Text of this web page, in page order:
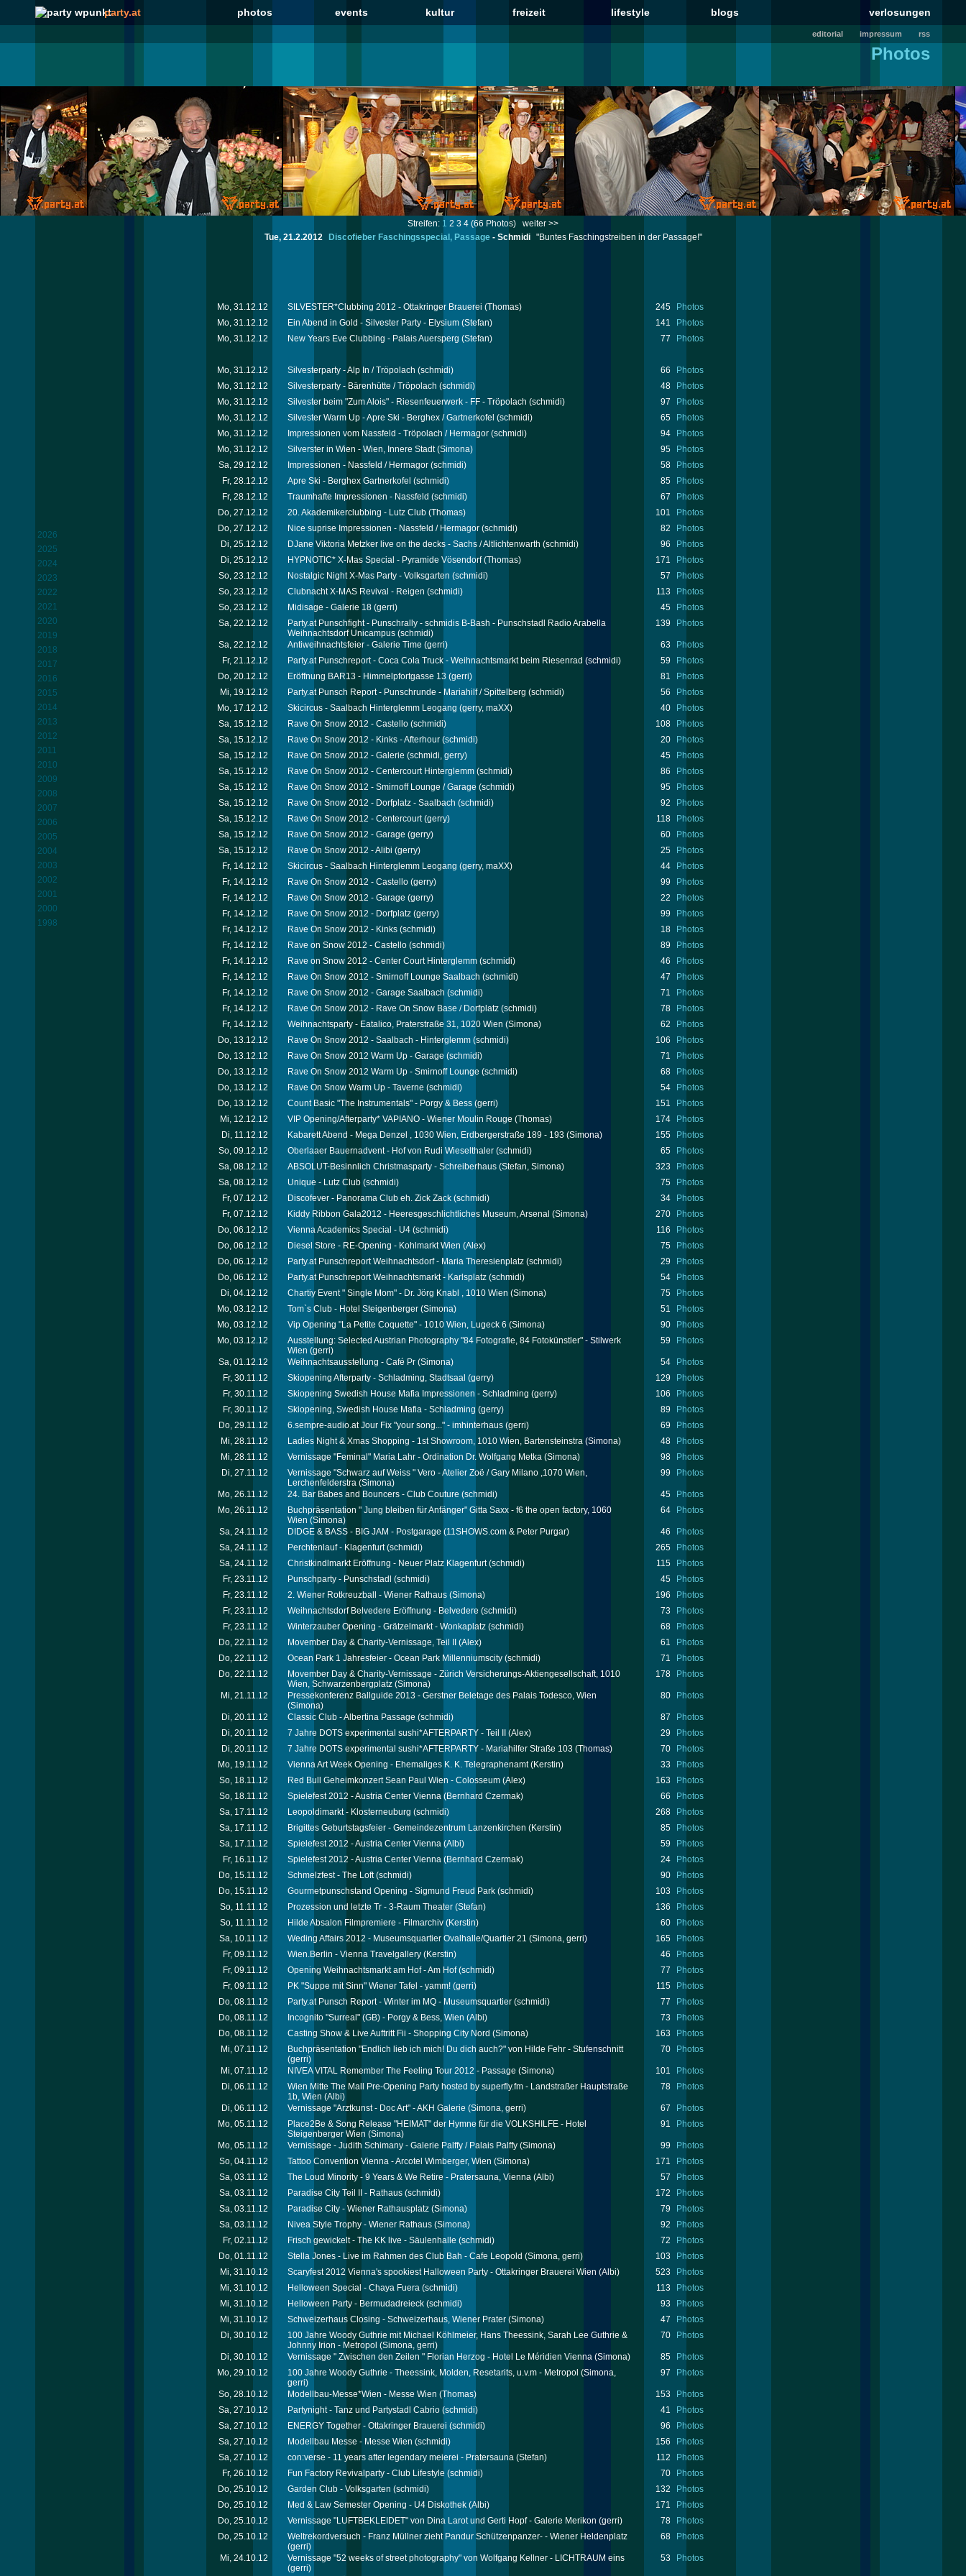
party.at photos events kultur freizeit lifestyle blogs verlosungen
editorial impressum rss
Photos
Streifen: 1 2 3 4 (66 Photos) weiter >>
Tue, 21.2.2012
Discofieber Faschingsspecial, Passage - Schmidi "Buntes Faschingstreiben in der Passage!"
2026
2025
2024
2023
2022
2021
2020
2019
2018
2017
2016
2015
2014
2013
2012
2011
2010
2009
2008
2007
2006
2005
2004
2003
2002
2001
2000
1998
Mo, 31.12.12 SILVESTER*Clubbing 2012 - Ottakringer Brauerei (Thomas) 245
Photos
Mo, 31.12.12
Ein Abend in Gold - Silvester Party - Elysium (Stefan) 141
Photos
Mo, 31.12.12
New Years Eve Clubbing - Palais Auersperg (Stefan) 77 Photos
Mo, 31.12.12 Silvesterparty - Alp In / Tröpolach (schmidi) 66
Photos
Mo, 31.12.12
Silvesterparty - Bärenhütte / Tröpolach (schmidi) 48
Photos
Mo, 31.12.12
Silvester beim "Zum Alois" - Riesenfeuerwerk - FF - Tröpolach (schmidi) 97
Photos
Mo, 31.12.12
Silvester Warm Up - Apre Ski - Berghex / Gartnerkofel (schmidi) 65
Photos
Mo, 31.12.12
Impressionen vom Nassfeld - Tröpolach / Hermagor (schmidi) 94
Photos
Mo, 31.12.12
Silverster in Wien - Wien, Innere Stadt(Simona) 95
Photos
Sa, 29.12.12
Impressionen - Nassfeld / Hermagor (schmidi) 58
Photos
Fr, 28.12.12
Apre Ski - Berghex Gartnerkofel (schmidi) 85
Photos
Fr, 28.12.12
Traumhafte Impressionen - Nassfeld (schmidi) 67
Photos
Do, 27.12.12
20. Akademikerclubbing - Lutz Club (Thomas) 101
Photos
Do, 27.12.12
Nice suprise Impressionen - Nassfeld / Hermagor (schmidi) 82
Photos
Di, 25.12.12
DJane Viktoria Metzker live on the decks - Sachs / Altlichtenwarth (schmidi) 96
Photos
Di, 25.12.12
HYPNOTIC* X-Mas Special - Pyramide Vösendorf(Thomas) 171
Photos
So, 23.12.12
Nostalgic Night X-Mas Party - Volksgarten (schmidi) 57
Photos
So, 23.12.12
Clubnacht X-MAS Revival - Reigen (schmidi) 113
Photos
So, 23.12.12
Midisage - Galerie 18 (gerri) 45
Photos
Sa, 22.12.12
Party.at Punschfight - Punschrally - schmidis B-Bash - Punschstadl Radio Arabella
Weihnachtsdorf Unicampus (schmidi)
139 Photos
Sa, 22.12.12 Antiweihnachtsfeier - Galerie Time (gerri) 63
Photos
Fr, 21.12.12
Party.at Punschreport - Coca Cola Truck - Weihnachtsmarkt beim Riesenrad (schmidi) 59
Photos
Do, 20.12.12
Eröffnung BAR13 - Himmelpfortgasse 13 (gerri) 81
Photos
Mi, 19.12.12
Party.at Punsch Report - Punschrunde - Mariahilf / Spittelberg (schmidi) 56
Photos
Mo, 17.12.12
Skicircus - Saalbach Hinterglemm Leogang (gerry, maXX) 40
Photos
Sa, 15.12.12
Rave On Snow 2012 - Castello (schmidi) 108
Photos
Sa, 15.12.12
Rave On Snow 2012 - Kinks - Afterhour (schmidi) 20
Photos
Sa, 15.12.12
Rave On Snow 2012 - Galerie (schmidi, gerry) 45
Photos
Sa, 15.12.12
Rave On Snow 2012 - Centercourt Hinterglemm (schmidi) 86
Photos
Sa, 15.12.12
Rave On Snow 2012 - Smirnoff Lounge / Garage (schmidi) 95
Photos
Sa, 15.12.12
Rave On Snow 2012 - Dorfplatz - Saalbach (schmidi) 92
Photos
Sa, 15.12.12
Rave On Snow 2012 - Centercourt(gerry) 118
Photos
Sa, 15.12.12
Rave On Snow 2012 - Garage (gerry) 60
Photos
Sa, 15.12.12
Rave On Snow 2012 - Alibi (gerry) 25
Photos
Fr, 14.12.12
Skicircus - Saalbach Hinterglemm Leogang (gerry, maXX) 44
Photos
Fr, 14.12.12
Rave On Snow 2012 - Castello (gerry) 99
Photos
Fr, 14.12.12
Rave On Snow 2012 - Garage (gerry) 22
Photos
Fr, 14.12.12
Rave On Snow 2012 - Dorfplatz (gerry) 99
Photos
Fr, 14.12.12
Rave On Snow 2012 - Kinks (schmidi) 18
Photos
Fr, 14.12.12
Rave on Snow 2012 - Castello (schmidi) 89
Photos
Fr, 14.12.12
Rave on Snow 2012 - Center Court Hinterglemm (schmidi) 46
Photos
Fr, 14.12.12
Rave On Snow 2012 - Smirnoff Lounge Saalbach (schmidi) 47
Photos
Fr, 14.12.12
Rave On Snow 2012 - Garage Saalbach (schmidi) 71
Photos
Fr, 14.12.12
Rave On Snow 2012 - Rave On Snow Base / Dorfplatz (schmidi) 78
Photos
Fr, 14.12.12
Weihnachtsparty - Eatalico, Praterstraße 31, 1020 Wien (Simona) 62
Photos
Do, 13.12.12
Rave On Snow 2012 - Saalbach - Hinterglemm (schmidi) 106
Photos
Do, 13.12.12
Rave On Snow 2012 Warm Up - Garage (schmidi) 71
Photos
Do, 13.12.12
Rave On Snow 2012 Warm Up - Smirnoff Lounge (schmidi) 68
Photos
Do, 13.12.12
Rave On Snow Warm Up - Taverne (schmidi) 54
Photos
Do, 13.12.12
Count Basic "The Instrumentals" - Porgy & Bess (gerri) 151
Photos
Mi, 12.12.12
VIP Opening/Afterparty* VAPIANO - Wiener Moulin Rouge (Thomas) 174
Photos
Di, 11.12.12
Kabarett Abend - Mega Denzel , 1030 Wien, Erdbergerstraße 189 - 193 (Simona) 155
Photos
So, 09.12.12
Oberlaaer Bauernadvent - Hof von Rudi Wieselthaler (schmidi) 65
Photos
Sa, 08.12.12
ABSOLUT-Besinnlich Christmasparty - Schreiberhaus (Stefan, Simona) 323
Photos
Sa, 08.12.12
Unique - Lutz Club (schmidi) 75
Photos
Fr, 07.12.12
Discofever - Panorama Club eh. Zick Zack (schmidi) 34
Photos
Fr, 07.12.12
Kiddy Ribbon Gala2012 - Heeresgeschlichtliches Museum, Arsenal (Simona) 270
Photos
Do, 06.12.12
Vienna Academics Special - U4 (schmidi) 116
Photos
Do, 06.12.12
Diesel Store - RE-Opening - Kohlmarkt Wien (Alex) 75
Photos
Do, 06.12.12
Party.at Punschreport Weihnachtsdorf - Maria Theresienplatz (schmidi) 29
Photos
Do, 06.12.12
Party.at Punschreport Weihnachtsmarkt - Karlsplatz (schmidi) 54
Photos
Di, 04.12.12
Chartiy Event " Single Mom" - Dr. Jörg Knabl , 1010 Wien (Simona) 75
Photos
Mo, 03.12.12
Tom`s Club - Hotel Steigenberger (Simona) 51
Photos
Mo, 03.12.12
Vip Opening "La Petite Coquette" - 1010 Wien, Lugeck 6 (Simona) 90
Photos
Mo, 03.12.12
Ausstellung: Selected Austrian Photography "84 Fotografie, 84 Fotokünstler" - Stilwerk
Wien (gerri)
59 Photos
Sa, 01.12.12 Weihnachtsausstellung - Café Pr (Simona) 54
Photos
Fr, 30.11.12
Skiopening Afterparty - Schladming, Stadtsaal (gerry) 129
Photos
Fr, 30.11.12
Skiopening Swedish House Mafia Impressionen - Schladming (gerry) 106
Photos
Fr, 30.11.12
Skiopening, Swedish House Mafia - Schladming (gerry) 89
Photos
Do, 29.11.12
6.sempre-audio.at Jour Fix "your song..." - imhinterhaus (gerri) 69
Photos
Mi, 28.11.12
Ladies Night & Xmas Shopping - 1st Showroom, 1010 Wien, Bartensteinstra (Simona) 48
Photos
Mi, 28.11.12
Vernissage "Feminal" Maria Lahr - Ordination Dr. Wolfgang Metka (Simona) 98
Photos
Di, 27.11.12
Vernissage "Schwarz auf Weiss " Vero - Atelier Zoë / Gary Milano ,1070 Wien,
Lerchenfelderstra (Simona)
99 Photos
Mo, 26.11.12 24. Bar Babes and Bouncers - Club Couture (schmidi) 45
Photos
Mo, 26.11.12
Buchpräsentation " Jung bleiben für Anfänger" Gitta Saxx - f6 the open factory, 1060
Wien (Simona)
64 Photos
Sa, 24.11.12 DIDGE & BASS - BIG JAM - Postgarage (11SHOWS.com & Peter Purgar) 46
Photos
Sa, 24.11.12
Perchtenlauf - Klagenfurt(schmidi) 265
Photos
Sa, 24.11.12
Christkindlmarkt Eröffnung - Neuer Platz Klagenfurt(schmidi) 115
Photos
Fr, 23.11.12
Punschparty - Punschstadl (schmidi) 45
Photos
Fr, 23.11.12
2. Wiener Rotkreuzball - Wiener Rathaus (Simona) 196
Photos
Fr, 23.11.12
Weihnachtsdorf Belvedere Eröffnung - Belvedere (schmidi) 73
Photos
Fr, 23.11.12
Winterzauber Opening - Grätzelmarkt - Wonkaplatz (schmidi) 68
Photos
Do, 22.11.12
Movember Day & Charity-Vernissage, Teil II (Alex) 61
Photos
Do, 22.11.12
Ocean Park 1 Jahresfeier - Ocean Park Millenniumscity (schmidi) 71
Photos
Do, 22.11.12
Movember Day & Charity-Vernissage - Zürich Versicherungs-Aktiengesellschaft, 1010
Wien, Schwarzenbergplatz (Simona)
178 Photos
Mi, 21.11.12
Pressekonferenz Ballguide 2013 - Gerstner Beletage des Palais Todesco, Wien
(Simona)
80 Photos
Di, 20.11.12 Classic Club - Albertina Passage (schmidi) 87
Photos
Di, 20.11.12
7 Jahre DOTS experimental sushi*AFTERPARTY - Teil II (Alex) 29
Photos
Di, 20.11.12
7 Jahre DOTS experimental sushi*AFTERPARTY - Mariahilfer Straße 103 (Thomas) 70
Photos
Mo, 19.11.12
Vienna Art Week Opening - Ehemaliges K. K. Telegraphenamt(Kerstin) 33
Photos
So, 18.11.12
Red Bull Geheimkonzert Sean Paul Wien - Colosseum (Alex) 163
Photos
So, 18.11.12
Spielefest 2012 - Austria Center Vienna (Bernhard Czermak) 66
Photos
Sa, 17.11.12
Leopoldimarkt - Klosterneuburg (schmidi) 268
Photos
Sa, 17.11.12
Brigittes Geburtstagsfeier - Gemeindezentrum Lanzenkirchen (Kerstin) 85
Photos
Sa, 17.11.12
Spielefest 2012 - Austria Center Vienna (Albi) 59
Photos
Fr, 16.11.12
Spielefest 2012 - Austria Center Vienna (Bernhard Czermak) 24
Photos
Do, 15.11.12
Schmelzfest - The Loft(schmidi) 90
Photos
Do, 15.11.12
Gourmetpunschstand Opening - Sigmund Freud Park (schmidi) 103
Photos
So, 11.11.12
Prozession und letzte Tr - 3-Raum Theater (Stefan) 136
Photos
So, 11.11.12
Hilde Absalon Filmpremiere - Filmarchiv (Kerstin) 60
Photos
Sa, 10.11.12
Weding Affairs 2012 - Museumsquartier Ovalhalle/Quartier 21 (Simona, gerri) 165
Photos
Fr, 09.11.12
Wien.Berlin - Vienna Travelgallery (Kerstin) 46
Photos
Fr, 09.11.12
Opening Weihnachtsmarkt am Hof - Am Hof(schmidi) 77
Photos
Fr, 09.11.12
PK "Suppe mit Sinn" Wiener Tafel - yamm! (gerri) 115
Photos
Do, 08.11.12
Party.at Punsch Report - Winter im MQ - Museumsquartier (schmidi) 77
Photos
Do, 08.11.12
Incognito "Surreal" (GB) - Porgy & Bess, Wien (Albi) 73
Photos
Do, 08.11.12
Casting Show & Live Auftritt Fii - Shopping City Nord (Simona) 163
Photos
Mi, 07.11.12
Buchpräsentation "Endlich lieb ich mich! Du dich auch?" von Hilde Fehr - Stufenschnitt
(gerri)
70 Photos
Mi, 07.11.12 NIVEA VITAL Remember The Feeling Tour 2012 - Passage (Simona) 101
Photos
Di, 06.11.12
Wien Mitte The Mall Pre-Opening Party hosted by superfly.fm - Landstraßer Hauptstraße
1b, Wien (Albi)
78 Photos
Di, 06.11.12 Vernissage "Arztkunst - Doc Art" - AKH Galerie (Simona, gerri) 67
Photos
Mo, 05.11.12
Place2Be & Song Release "HEIMAT" der Hymne für die VOLKSHILFE - Hotel
Steigenberger Wien (Simona)
91 Photos
Mo, 05.11.12 Vernissage - Judith Schimany - Galerie Palffy / Palais Palffy (Simona) 99
Photos
So, 04.11.12
Tattoo Convention Vienna - Arcotel Wimberger, Wien (Simona) 171
Photos
Sa, 03.11.12
The Loud Minority - 9 Years & We Retire - Pratersauna, Vienna (Albi) 57
Photos
Sa, 03.11.12
Paradise City Teil II - Rathaus (schmidi) 172
Photos
Sa, 03.11.12
Paradise City - Wiener Rathausplatz (Simona) 79
Photos
Sa, 03.11.12
Nivea Style Trophy - Wiener Rathaus (Simona) 92
Photos
Fr, 02.11.12
Frisch gewickelt - The KK live - Säulenhalle (schmidi) 72
Photos
Do, 01.11.12
Stella Jones - Live im Rahmen des Club Bah - Cafe Leopold (Simona, gerri) 103
Photos
Mi, 31.10.12
Scaryfest 2012 Vienna's spookiest Halloween Party - Ottakringer Brauerei Wien (Albi) 523
Photos
Mi, 31.10.12
Helloween Special - Chaya Fuera (schmidi) 113
Photos
Mi, 31.10.12
Helloween Party - Bermudadreieck (schmidi) 93
Photos
Mi, 31.10.12
Schweizerhaus Closing - Schweizerhaus, Wiener Prater (Simona) 47
Photos
Di, 30.10.12
100 Jahre Woody Guthrie mit Michael Köhlmeier, Hans Theessink, Sarah Lee Guthrie &
Johnny Irion - Metropol (Simona, gerri)
70 Photos
Di, 30.10.12 Vernissage " Zwischen den Zeilen " Florian Herzog - Hotel Le Méridien Vienna (Simona) 85
Photos
Mo, 29.10.12
100 Jahre Woody Guthrie - Theessink, Molden, Resetarits, u.v.m - Metropol (Simona,
gerri)
97 Photos
So, 28.10.12 Modellbau-Messe*Wien - Messe Wien (Thomas) 153
Photos
Sa, 27.10.12
Partynight - Tanz und Partystadl Cabrio (schmidi) 41
Photos
Sa, 27.10.12
ENERGY Together - Ottakringer Brauerei (schmidi) 96
Photos
Sa, 27.10.12
Modellbau Messe - Messe Wien (schmidi) 156
Photos
Sa, 27.10.12
con:verse - 11 years after legendary meierei - Pratersauna (Stefan) 112
Photos
Fr, 26.10.12
Fun Factory Revivalparty - Club Lifestyle (schmidi) 70
Photos
Do, 25.10.12
Garden Club - Volksgarten (schmidi) 132
Photos
Do, 25.10.12
Med & Law Semester Opening - U4 Diskothek (Albi) 171
Photos
Do, 25.10.12
Vernissage "LUFTBEKLEIDET" von Dina Larot und Gerti Hopf - Galerie Merikon (gerri) 78
Photos
Do, 25.10.12
Weltrekordversuch - Franz Müllner zieht Pandur Schützenpanzer- - Wiener Heldenplatz
(gerri)
68 Photos
Mi, 24.10.12
Vernissage "52 weeks of street photography" von Wolfgang Kellner - LICHTRAUM eins
(gerri)
53 Photos